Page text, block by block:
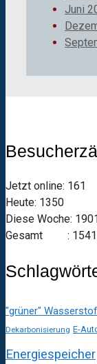
Juni
Jetzt online: 161
Heute: 1350
Diese Woche:
Gesamt :
"grüner"
Dekarbonisierung E-
Energiespeicher